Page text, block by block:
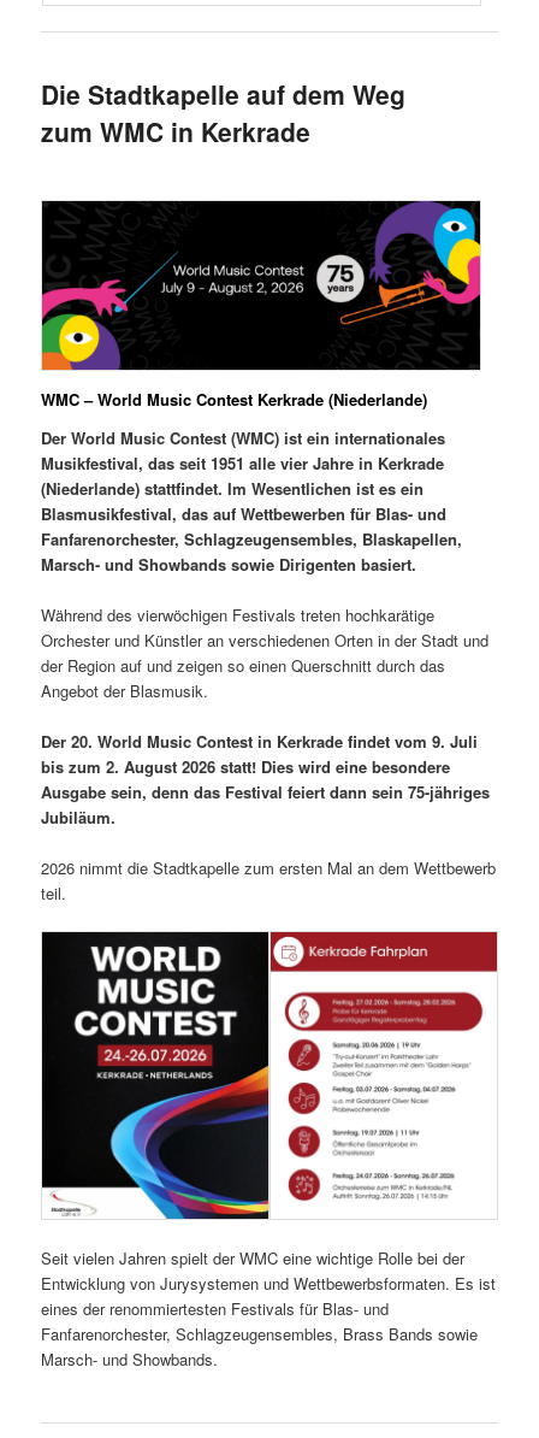
Die Stadtkapelle auf dem Weg
zum WMC in Kerkrade
WMC – World Music Contest Kerkrade (Niederlande)
Der World Music Contest (WMC) ist ein internationales
Musikfestival, das seit 1951 alle vier Jahre in Kerkrade
(Niederlande) stattfindet. Im Wesentlichen ist es ein
Blasmusikfestival, das auf Wettbewerben für Blas- und
Fanfarenorchester, Schlagzeugensembles, Blaskapellen,
Marsch- und Showbands sowie Dirigenten basiert.
Während des vierwöchigen Festivals treten hochkarätige
Orchester und Künstler an verschiedenen Orten in der Stadt und
der Region auf und zeigen so einen Querschnitt durch das
Angebot der Blasmusik.
Der 20. World Music Contest in Kerkrade findet vom 9. Juli
bis zum 2. August 2026 statt! Dies wird eine besondere
Ausgabe sein, denn das Festival feiert dann sein 75-jähriges
Jubiläum.
2026 nimmt die Stadtkapelle zum ersten Mal an dem Wettbewerb
teil.
Seit vielen Jahren spielt der WMC eine wichtige Rolle bei der
Entwicklung von Jurysystemen und Wettbewerbsformaten. Es ist
eines der renommiertesten Festivals für Blas- und
Fanfarenorchester, Schlagzeugensembles, Brass Bands sowie
Marsch- und Showbands.